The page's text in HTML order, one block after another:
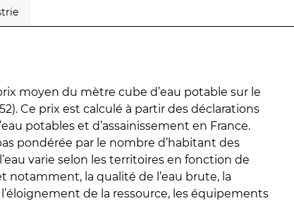
moyen du mètre cube d’eau potable sur le
Ce prix est calculé à partir des déclarations
potables et d’assainissement en France.
pondérée par le nombre d’habitant des
varie selon les territoires en fonction de
notamment, la qualité de l’eau brute, la
de la ressource, les équipements